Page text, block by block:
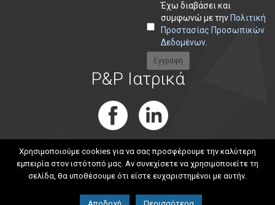
Έχω διαβάσει και
συμφωνώ με την Πολιτική
Προστασίας Προσωπικών
Δεδομένων
P&P Ιατρικά
iatrika-analosima.gr © 2015 | Ιατρικά Αναλώσιμα – Ιατρικά Είδη
Χρησιμοποιούμε cookies για να σας προσφέρουμε την καλύτερη
εμπειρία στον ιστότοπό μας. Αν συνεχίσετε να χρησιμοποιείτε τη
σελίδα, θα υποθέσουμε ότι είστε ευχαριστημένοι με αυτήν.